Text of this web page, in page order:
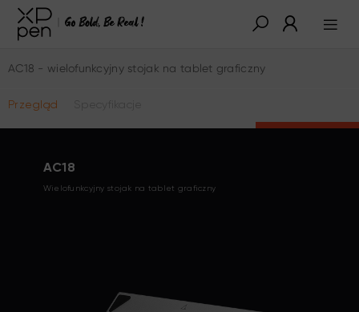
AC18 - wielofunkcyjny stojak na tablet graficzny
Przegląd
AC18
Wielofunkcyjny stojak na tablet graficzny